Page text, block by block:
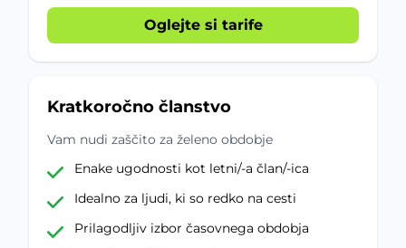
Oglejte si tarife
Kratkoročno članstvo
Vam nudi zaščito za želeno obdobje
Enake ugodnosti kot letni/-a član/-ica
Idealno za ljudi, ki so redko na cesti
Prilagodljiv izbor časovnega obdobja